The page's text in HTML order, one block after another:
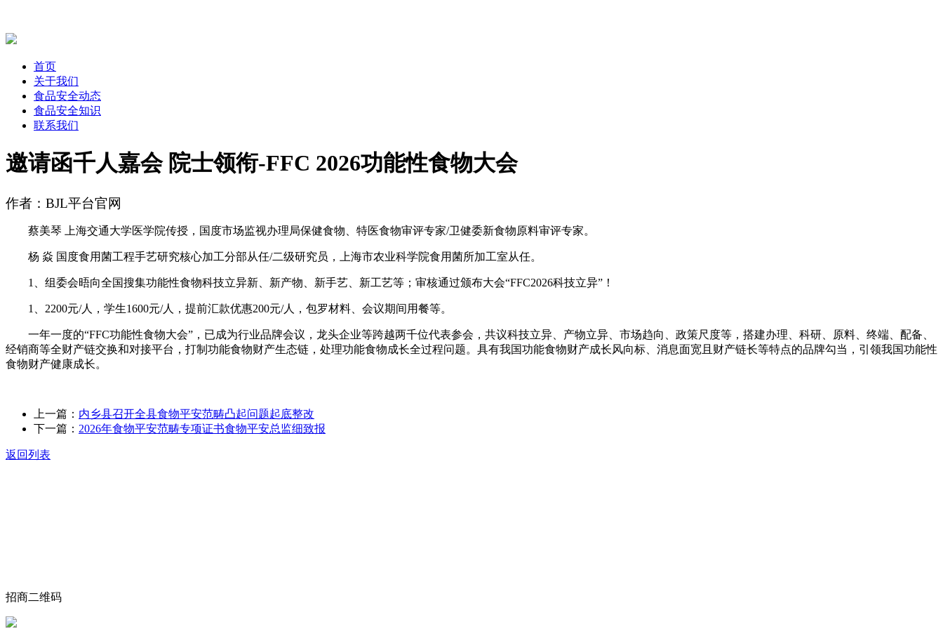
首页
关于我们
食品安全动态
食品安全知识
联系我们
邀请函千人嘉会 院士领衔-FFC 2026功能性食物大会
作者：BJL平台官网
蔡美琴 上海交通大学医学院传授，国度市场监视办理局保健食物、特医食物审评专家/卫健委新食物原料审评专家。
杨 焱 国度食用菌工程手艺研究核心加工分部从任/二级研究员，上海市农业科学院食用菌所加工室从任。
1、组委会晤向全国搜集功能性食物科技立异新、新产物、新手艺、新工艺等；审核通过颁布大会“FFC2026科技立异”！
1、2200元/人，学生1600元/人，提前汇款优惠200元/人，包罗材料、会议期间用餐等。
一年一度的“FFC功能性食物大会”，已成为行业品牌会议，龙头企业等跨越两千位代表参会，共议科技立异、产物立异、市场趋向、政策尺度等，搭建办理、科研、原料、终端、配备、
经销商等全财产链交换和对接平台，打制功能食物财产生态链，处理功能食物成长全过程问题。具有我国功能食物财产成长风向标、消息面宽且财产链长等特点的品牌勾当，引领我国功能性
食物财产健康成长。
上一篇： 内乡县召开全县食物平安范畴凸起问题起底整改
下一篇： 2026年食物平安范畴专项证书食物平安总监细致报
返回列表
招商二维码